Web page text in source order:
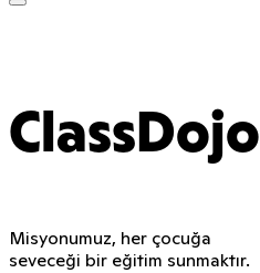
ClassDojo
Misyonumuz, her çocuğa
seveceği bir eğitim sunmaktır.